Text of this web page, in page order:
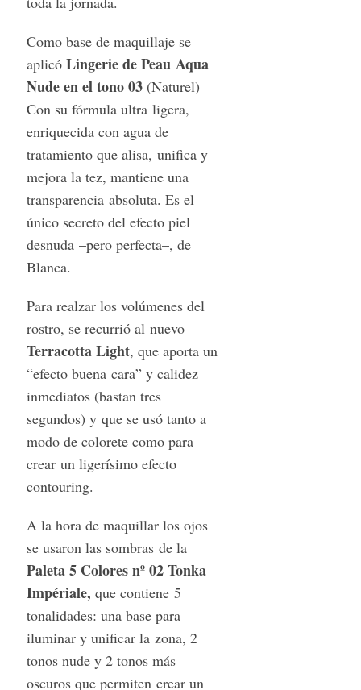
Como base de maquillaje se
aplicó Lingerie de Peau Aqua
Nude en el tono 03(Naturel)
Con su fórmula ultra ligera,
enriquecida con agua de
tratamiento que alisa, unifica y
mejora la tez, mantiene una
transparencia absoluta. Es el
único secreto del efecto piel
desnuda –pero perfecta–, de
Blanca.
Para realzar los volúmenes del
rostro, se recurrió al nuevo
Terracotta Light, que aporta un
“efecto buena cara” y calidez
inmediatos (bastan tres
segundos) y que se usó tanto a
modo de colorete como para
crear un ligerísimo efecto
contouring.
A la hora de maquillar los ojos
se usaron las sombras de la
Paleta 5 Colores nº 02 Tonka
Impériale, que contiene 5
tonalidades: una base para
iluminar y unificar la zona, 2
tonos nude y 2 tonos más
oscuros que permiten crear un
e
r
c
h
f
r
: